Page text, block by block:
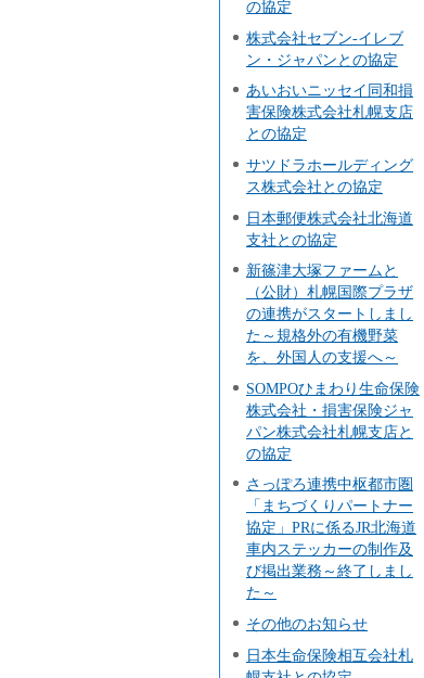
の協定
株式会社セブン-イレブ
ン・ジャパンとの協定
あいおいニッセイ同和損
害保険株式会社札幌支店
との協定
サツドラホールディング
ス株式会社との協定
日本郵便株式会社北海道
支社との協定
新篠津大塚ファームと
（公財）札幌国際プラザ
の連携がスタートしまし
た～規格外の有機野菜
を、外国人の支援へ～
SOMPOひまわり生命保険
株式会社・損害保険ジャ
パン株式会社札幌支店と
の協定
さっぽろ連携中枢都市圏
「まちづくりパートナー
協定」PRに係るJR北海道
車内ステッカーの制作及
び掲出業務～終了しまし
た～
その他のお知らせ
日本生命保険相互会社札